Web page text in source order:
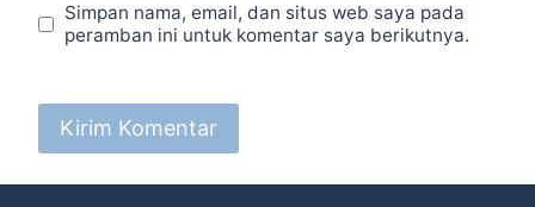
Simpan nama, email, dan situs web saya pada
peramban ini untuk komentar saya berikutnya.